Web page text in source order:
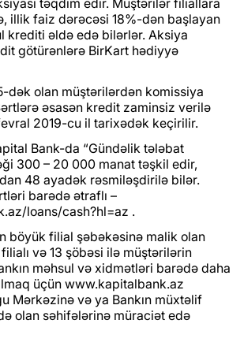
təqdim edir. Müştərilər filiallara
illik faiz dərəcəsi 18%-dən başlayan
krediti əldə edə bilərlər. Aksiya
götürənlərə BirKart hədiyyə
dək olan müştərilərdən komissiya
əsasən kredit zaminsiz verilə
2019-cu il tarixədək keçirilir.
Bank-da “Gündəlik tələbat
300 – 20 000 manat təşkil edir,
48 ayadək rəsmiləşdirilə bilər.
barədə ətraflı –
loans/cash?hl=az .
böyük filial şəbəkəsinə malik olan
və 13 şöbəsi ilə müştərilərin
məhsul və xidmətləri barədə daha
üçün www.kapitalbank.az
Mərkəzinə və ya Bankın müxtəlif
olan səhifələrinə müraciət edə